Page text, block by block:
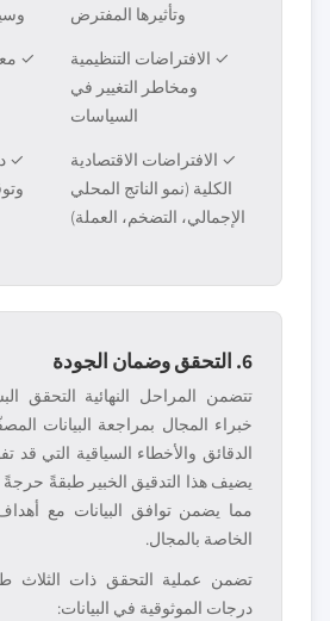
وتأثيرها المفترض
✓ الافتراضات التنظيمية
ومخاطر التغيير في
السياسات
✓
✓ الافتراضات الاقتصادية
الكلية (نمو الناتج المحلي
الإجمالي، التضخم، العملة)
✓
6. التحقق وضمان الجودة
تتضمن المراحل النهائية التحقق
خبراء المجال بمراجعة البيانات
الدقائق والأخطاء السياقية التي قد
يضيف هذا التدقيق الخبير طبقةً
مما يضمن توافق البيانات مع أهداف
الخاصة بالمجال.
تضمن عملية التحقق ذات الثلاث
درجات الموثوقية في البيانات: